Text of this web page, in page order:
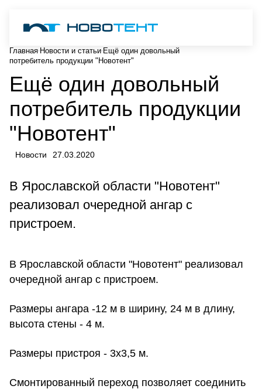
Главная Новости и статьи Ещё один довольный
потребитель продукции "Новотент"
Ещё один довольный
потребитель продукции
"Новотент"
Новости 27.03.2020
В Ярославской области "Новотент"
реализовал очередной ангар с
пристроем.
В Ярославской области "Новотент" реализовал
очередной ангар с пристроем.
Размеры ангара -12 м в ширину, 24 м в длину,
высота стены - 4 м.
Размеры пристроя - 3х3,5 м.
Смонтированный переход позволяет соединить